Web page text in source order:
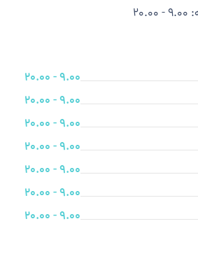
9.00 - 20.00
9.00 - 20.00
9.00 - 20.00
9.00 - 20.00
9.00 - 20.00
9.00 - 20.00
9.00 - 20.00